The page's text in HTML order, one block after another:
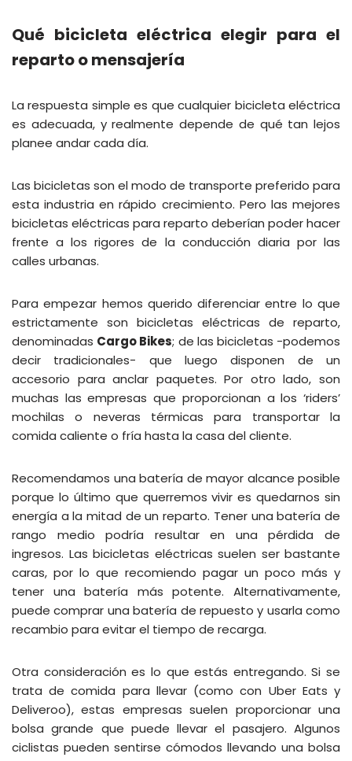
Qué bicicleta eléctrica elegir para el
reparto o mensajería
La respuesta simple es que cualquier bicicleta eléctrica
es adecuada, y realmente depende de qué tan lejos
planee andar cada día.
Las bicicletas son el modo de transporte preferido para
esta industria en rápido crecimiento. Pero las mejores
bicicletas eléctricas para reparto deberían poder hacer
frente a los rigores de la conducción diaria por las
calles urbanas.
Para empezar hemos querido diferenciar entre lo que
estrictamente son bicicletas eléctricas de reparto,
denominadas Cargo Bikes; de las bicicletas -podemos
decir tradicionales- que luego disponen de un
accesorio para anclar paquetes. Por otro lado, son
muchas las empresas que proporcionan a los ‘riders’
mochilas o neveras térmicas para transportar la
comida caliente o fría hasta la casa del cliente.
Recomendamos una batería de mayor alcance posible
porque lo último que querremos vivir es quedarnos sin
energía a la mitad de un reparto. Tener una batería de
rango medio podría resultar en una pérdida de
ingresos. Las bicicletas eléctricas suelen ser bastante
caras, por lo que recomiendo pagar un poco más y
tener una batería más potente. Alternativamente,
puede comprar una batería de repuesto y usarla como
recambio para evitar el tiempo de recarga.
Otra consideración es lo que estás entregando. Si se
trata de comida para llevar (como con Uber Eats y
Deliveroo), estas empresas suelen proporcionar una
bolsa grande que puede llevar el pasajero. Algunos
ciclistas pueden sentirse cómodos llevando una bolsa